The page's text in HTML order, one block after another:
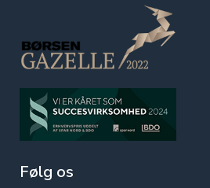
Følg os